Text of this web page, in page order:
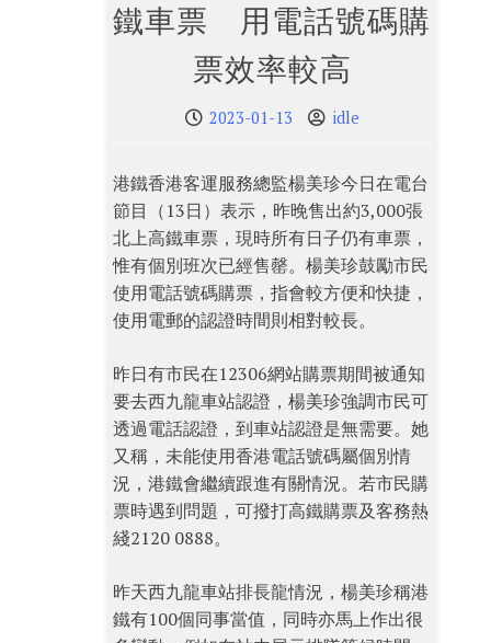
鐵車票 用電話號碼購
票效率較高
2023-01-13 idle
港鐵香港客運服務總監楊美珍今日在電台
節目（13日）表示，昨晚售出約3,000張
北上高鐵車票，現時所有日子仍有車票，
惟有個別班次已經售罄。楊美珍鼓勵市民
使用電話號碼購票，指會較方便和快捷，
使用電郵的認證時間則相對較長。
昨日有市民在12306網站購票期間被通知
要去西九龍車站認證，楊美珍強調市民可
透過電話認證，到車站認證是無需要。她
又稱，未能使用香港電話號碼屬個別情
況，港鐵會繼續跟進有關情況。若市民購
票時遇到問題，可撥打高鐵購票及客務熱
綫2120 0888。
昨天西九龍車站排長龍情況，楊美珍稱港
鐵有100個同事當值，同時亦馬上作出很